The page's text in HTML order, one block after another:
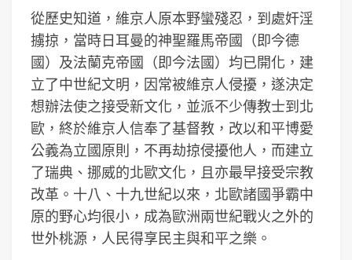
從歷史知道，維京人原本野蠻殘忍，到處奸淫
擄掠，當時日耳曼的神聖羅馬帝國（即今德
國）及法蘭克帝國（即今法國）均已開化，建
立了中世紀文明，因常被維京人侵擾，遂決定
想辦法使之接受新文化，並派不少傳教士到北
歐，終於維京人信奉了基督教，改以和平博愛
公義為立國原則，不再劫掠侵擾他人，而建立
了瑞典、挪威的北歐文化，且亦最早接受宗教
改革。十八、十九世紀以來，北歐諸國爭霸中
原的野心均很小，成為歐洲兩世紀戰火之外的
世外桃源，人民得享民主與和平之樂。